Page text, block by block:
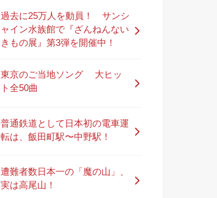
過去に25万人を動員！ サンシ
ャイン水族館で『ざんねんない
きもの展』第3弾を開催中！
東京のご当地ソング 大ヒッ
ト全50曲
普通鉄道として日本初の電車運
転は、飯田町駅〜中野駅！
遭難者数日本一の「魔の山」、
実は高尾山！